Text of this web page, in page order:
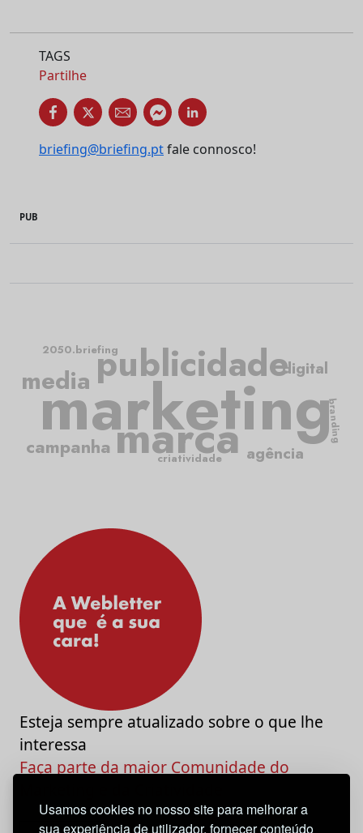
Usamos cookies no nosso site para melhorar a
sua experiência de utilizador, fornecer conteúdo
TAGS
Partilhe
briefing@briefing.ptfale connosco!
PUB
marketing
publicidade
marca
criatividade
campanha
media
agência
digital
2050.briefing
branding
Esteja sempre atualizado sobre o que lhe
interessa
Faça parte da maior Comunidade do